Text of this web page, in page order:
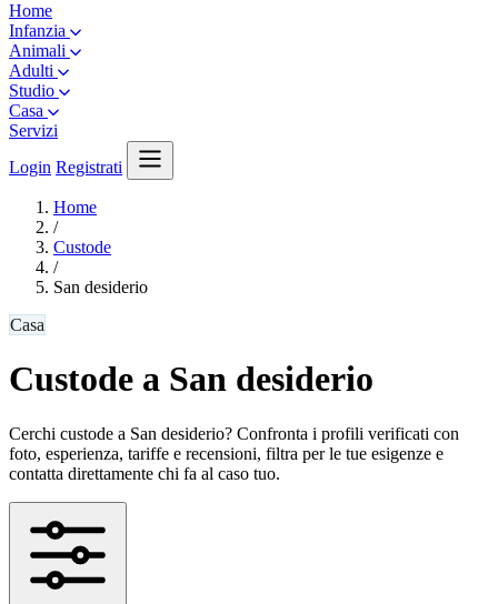
Home
Infanzia
Animali
Adulti
Studio
Casa
Servizi
Login Registrati
Home
/
Custode
/
San desiderio
Casa
Custode a San desiderio
Cerchi custode a San desiderio? Confronta i profili verificati con
foto, esperienza, tariffe e recensioni, filtra per le tue esigenze e
contatta direttamente chi fa al caso tuo.